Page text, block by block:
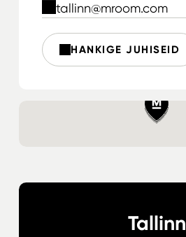
tallinn@mroom.com
HANKIGE JUHISEID
Tallinn